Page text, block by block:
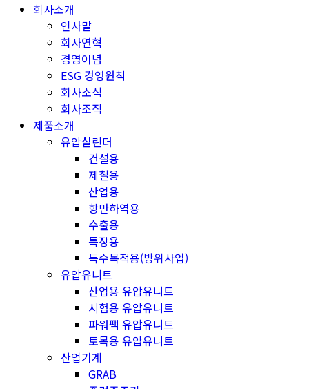
회사소개
인사말
회사연혁
경영이념
ESG 경영원칙
회사소식
회사조직
제품소개
유압실린더
건설용
제철용
산업용
항만하역용
수출용
특장용
특수목적용(방위사업)
유압유니트
산업용 유압유니트
시험용 유압유니트
파워팩 유압유니트
토목용 유압유니트
산업기계
GRAB